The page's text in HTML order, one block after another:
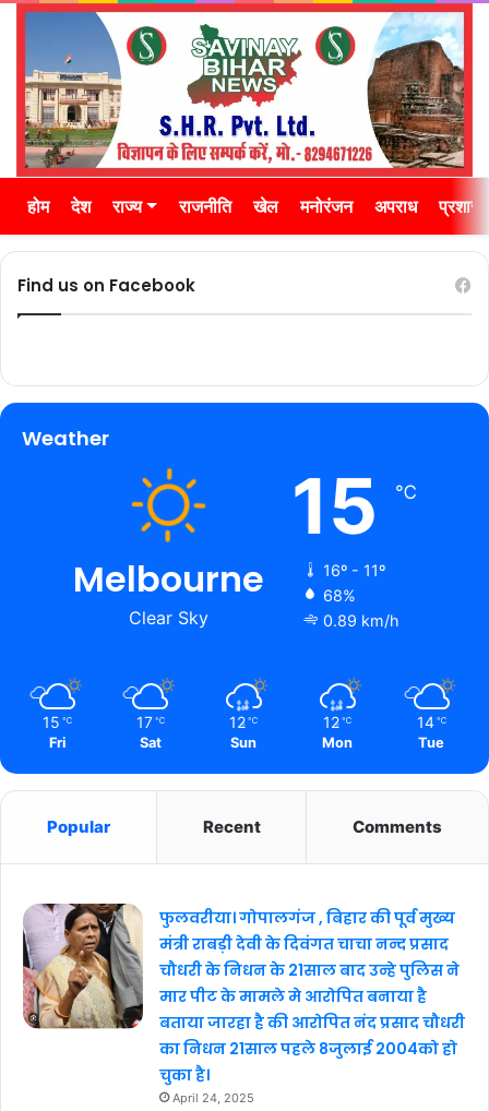
होम देश राज्य राजनीति खेल मनोरंजन अपराध
Find us on Facebook
Weather
Melbourne
Clear Sky
15 ℃
16º - 11º
68%
0.89 km/h
15 ℃
Fri
17 ℃
Sat
12 ℃
Sun
12 ℃
Mon
14 ℃
Tue
Popular Recent Comments
फुलवरीया। गोपालगंज , बिहार की पूर्व मुख्य
मंत्री राबड़ी देवी के दिवंगत चाचा नन्द प्रसाद
चौधरी के निधन के 21साल बाद उन्हे पुलिस ने
मार पीट के मामले मे आरोपित बनाया है
बताया जारहा है की आरोपित नंद प्रसाद चौधरी
का निधन 21साल पहले 8जुलाई 2004को हो
चुका है।
April 24, 2025